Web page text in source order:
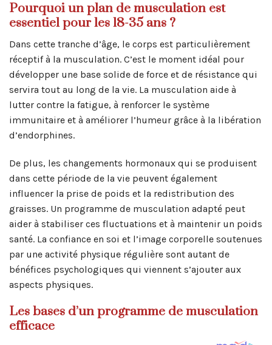
Pourquoi un plan de musculation est
essentiel pour les 18-35 ans ?
Dans cette tranche d’âge, le corps est particulièrement
réceptif à la musculation. C’est le moment idéal pour
développer une base solide de force et de résistance qui
servira tout au long de la vie. La musculation aide à
lutter contre la fatigue, à renforcer le système
immunitaire et à améliorer l’humeur grâce à la libération
d’endorphines.
De plus, les changements hormonaux qui se produisent
dans cette période de la vie peuvent également
influencer la prise de poids et la redistribution des
graisses. Un programme de musculation adapté peut
aider à stabiliser ces fluctuations et à maintenir un poids
santé. La confiance en soi et l’image corporelle soutenues
par une activité physique régulière sont autant de
bénéfices psychologiques qui viennent s’ajouter aux
aspects physiques.
Les bases d’un programme de musculation
efficace